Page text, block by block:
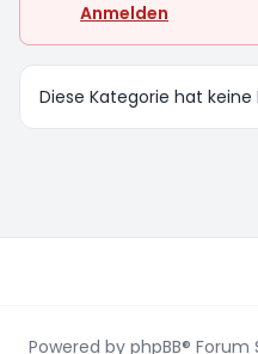
Anmelden
Diese Kategorie hat keine
Powered by phpBB® Forum